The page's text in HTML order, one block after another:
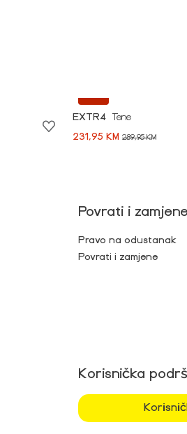
EXTR4
Tene
231,95 KM 289,95 KM
Povrati i
Pravo na odustanak
Povrati i zamjene
Korisnička